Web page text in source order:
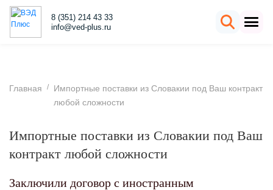
8 (351) 214 43 33
info@ved-plus.ru
Главная /
Импортные поставки из Словакии под Ваш контракт
любой сложности
Импортные поставки из Словакии под Ваш
контракт любой сложности
Заключили договор с иностранным